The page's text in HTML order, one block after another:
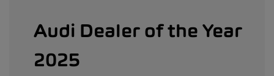
Audi Dealer of the Year
2025